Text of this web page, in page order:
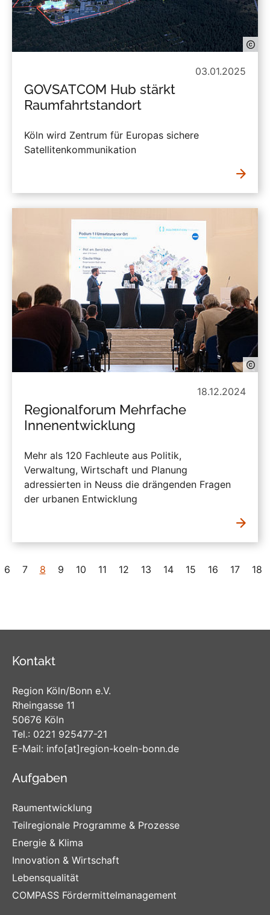
03.01.2025
GOVSATCOM Hub stärkt
Raumfahrtstandort
Köln wird Zentrum für Europas sichere
Satellitenkommunikation
18.12.2024
Regionalforum Mehrfache
Innenentwicklung
Mehr als 120 Fachleute aus Politik,
Verwaltung, Wirtschaft und Planung
adressierten in Neuss die drängenden Fragen
der urbanen Entwicklung
6 7 8 9 10 11 12 13 14 15 16 17 18
Kontakt
Region Köln/Bonn e.V.
Rheingasse 11
50676 Köln
Tel.: 0221 925477-21
E-Mail: info[at]region-koeln-bonn.de
Aufgaben
Raumentwicklung
Teilregionale Programme & Prozesse
Energie & Klima
Innovation & Wirtschaft
Lebensqualität
COMPASS Fördermittelmanagement